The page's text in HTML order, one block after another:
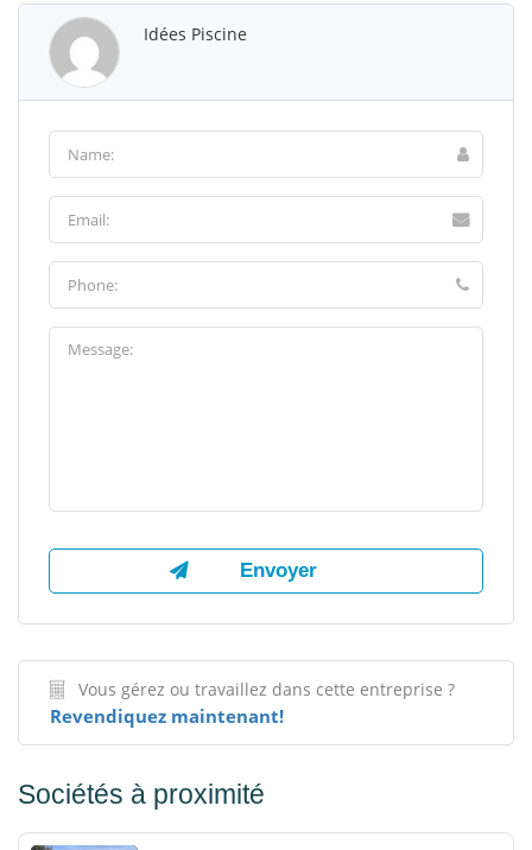
Idées Piscine
Vous gérez ou travaillez dans cette entreprise ?
Revendiquez maintenant!
Sociétés à proximité